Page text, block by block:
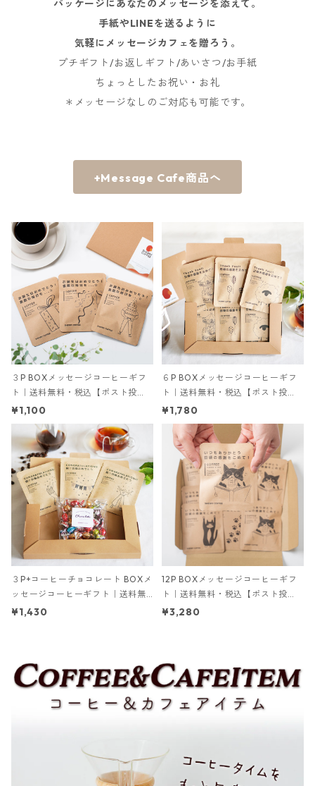
パッケージにあなたのメッセージを添えて。
手紙やLINEを送るように
気軽にメッセージカフェを贈ろう。
プチギフト/お返しギフト/あいさつ/お手紙
ちょっとしたお祝い・お礼
＊メッセージなしのご対応も可能です。
+Message Cafe商品へ
３P BOXメッセージコーヒーギフ
ト｜送料無料・税込【ポスト投
函】ドリップバッグコーヒー・紅
茶ティーバッグ シェリーブレン
ド/モカブレンド/カフェインレ
ス・デカフェ/和紅茶
¥1,100
６P BOXメッセージコーヒーギフ
ト｜送料無料・税込【ポスト投
函】ドリップバッグコーヒー・紅
茶ティーバッグ シェリーブレン
ド/モカブレンド/カフェインレ
ス・デカフェ/和紅茶
¥1,780
３P+コーヒーチョコレート BOXメ
ッセージコーヒーギフト｜送料無
料・税込【ポスト投函】ドリップ
紅茶
¥1,430
12P BOXメッセージコーヒーギフ
ト｜送料無料・税込【ポスト投
函】ドリップバッグコーヒー・紅
¥3,280